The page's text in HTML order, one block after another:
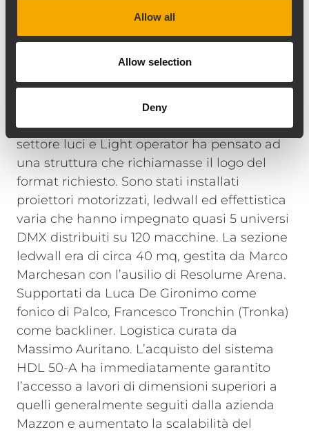
Allow all
Allow selection
Deny
volta acceso il sistema, di rilevare
correttamente ogni singolo modulo e quindi
funzionamento ottenendo - poco dopo -
una prova di ascolto già ben ottimizzata.”
Anche il set luci era degno di un evento
importante. Fabio Roder, responsabile
settore luci e Light operator ha pensato ad
una struttura che richiamasse il logo del
format richiesto. Sono stati installati
proiettori motorizzati, ledwall ed effettistica
varia che hanno impegnato quasi 5 universi
DMX distribuiti su 120 macchine. La sezione
ledwall era di circa 40 mq, gestita da Marco
Marchesan con l’ausilio di Resolume Arena.
Supportati da Luca De Gironimo come
fonico di Palco, Francesco Tronchin (Tronka)
come backliner. Logistica curata da
Massimo Auritano. L’acquisto del sistema
HDL 50-A ha immediatamente garantito
l’accesso a lavori di dimensioni superiori a
quelli generalmente seguiti dalla azienda
Mazzon e aumentato la scalabilità del